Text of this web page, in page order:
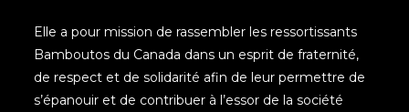
Elle a pour mission de rassembler les ressortissants
Bamboutos du Canada dans un esprit de fraternité,
de respect et de solidarité afin de leur permettre de
s’épanouir et de contribuer à l’essor de la société